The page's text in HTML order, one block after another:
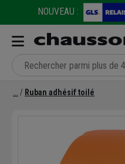
NOUVEAU :
Ruban adhésif toilé